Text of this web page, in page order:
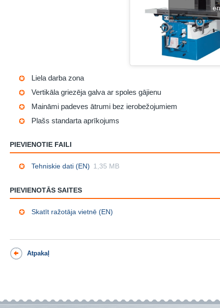
Liela darba zona
Vertikāla griezēja galva ar spoles gājienu
Maināmi padeves ātrumi bez ierobežojumiem
Plašs standarta aprīkojums
PIEVIENOTIE FAILI
Tehniskie dati (EN) 1,35 MB
PIEVIENOTĀS SAITES
Skatīt ražotāja vietnē (EN)
Atpakaļ